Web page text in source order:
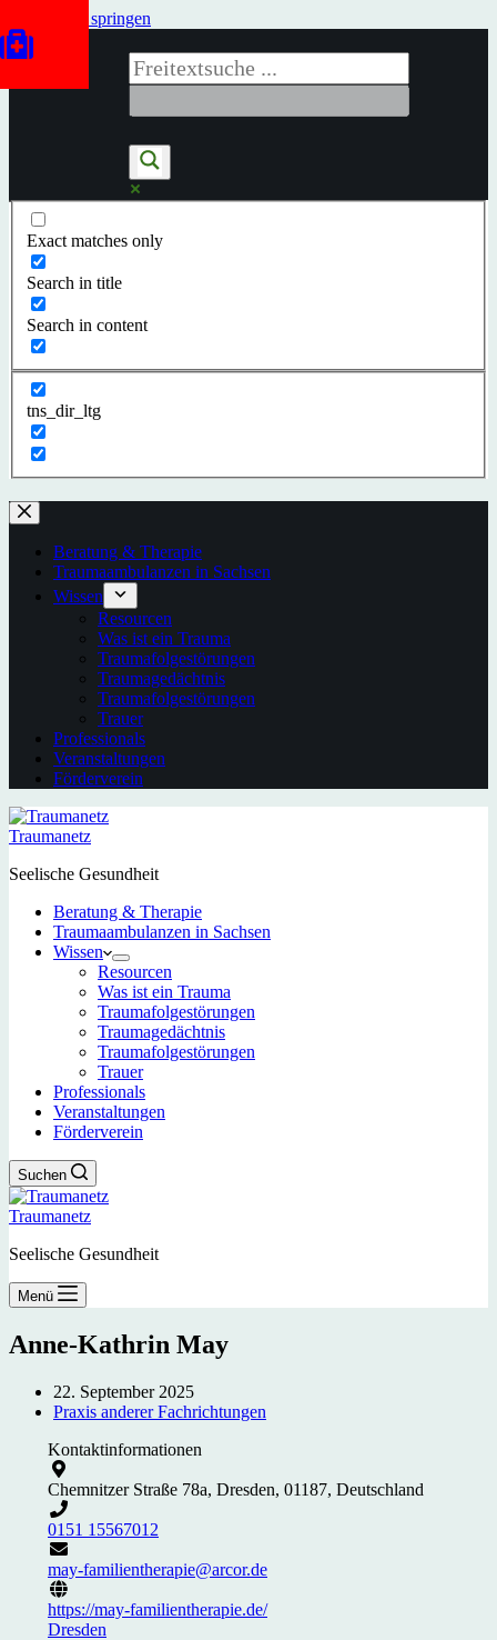
Zum Inhalt springen
Exact matches only
Search in title
Search in content
tns_dir_ltg
Beratung & Therapie
Traumaambulanzen in Sachsen
Wissen
Resourcen
Was ist ein Trauma
Traumafolgestörungen
Traumagedächtnis
Traumafolgestörungen
Trauer
Professionals
Veranstaltungen
Förderverein
Traumanetz
Seelische Gesundheit
Beratung & Therapie
Traumaambulanzen in Sachsen
Wissen
Resourcen
Was ist ein Trauma
Traumafolgestörungen
Traumagedächtnis
Traumafolgestörungen
Trauer
Professionals
Veranstaltungen
Förderverein
Suchen
Traumanetz
Seelische Gesundheit
Menü
Anne-Kathrin May
22. September 2025
Praxis anderer Fachrichtungen
Kontaktinformationen
Chemnitzer Straße 78a, Dresden, 01187, Deutschland
0151 15567012
may-familientherapie@arcor.de
https://may-familientherapie.de/
Dresden